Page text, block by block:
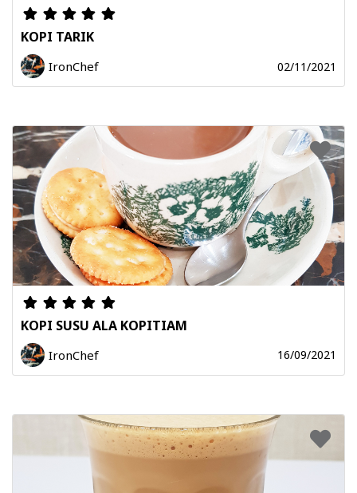
KOPI TARIK
IronChef 02/11/2021
KOPI SUSU ALA KOPITIAM
IronChef 16/09/2021